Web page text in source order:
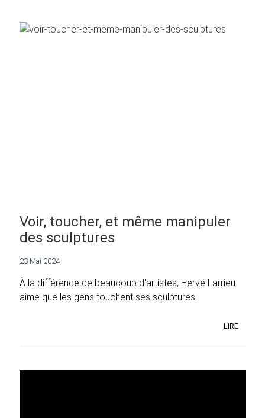
Voir, toucher, et même manipuler
des sculptures
23 Mai 2024
À la différence de beaucoup d'artistes, Hervé Larrieu
aime que les gens touchent ses sculptures.
LIRE